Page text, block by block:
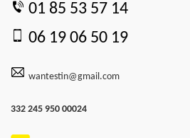
01 85 53 57 14
06 19 06 50 19
wantestin@gmail.com
332 245 950 00024